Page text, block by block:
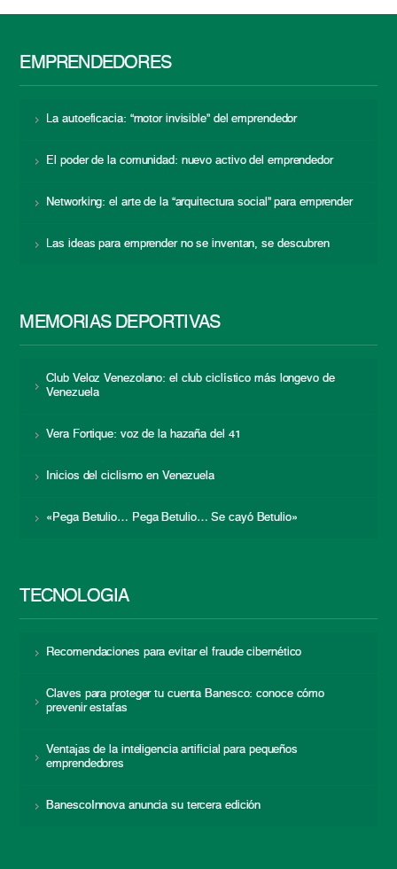
EMPRENDEDORES
La autoeficacia: “motor invisible” del emprendedor
El poder de la comunidad: nuevo activo del emprendedor
Networking: el arte de la “arquitectura social” para emprender
Las ideas para emprender no se inventan, se descubren
MEMORIAS DEPORTIVAS
Club Veloz Venezolano: el club ciclístico más longevo de
Venezuela
Vera Fortique: voz de la hazaña del 41
Inicios del ciclismo en Venezuela
«Pega Betulio… Pega Betulio… Se cayó Betulio»
TECNOLOGÍA
Recomendaciones para evitar el fraude cibernético
Claves para proteger tu cuenta Banesco: conoce cómo
prevenir estafas
Ventajas de la inteligencia artificial para pequeños
emprendedores
BanescoInnova anuncia su tercera edición